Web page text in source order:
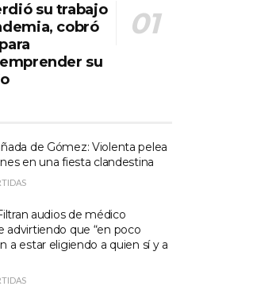
su trabajo
cobró
su
de Gómez: Violenta pelea
en una fiesta clandestina
audios de médico
advirtiendo que “en poco
a estar eligiendo a quien sí y a